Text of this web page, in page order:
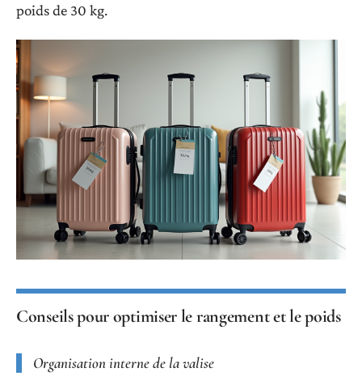
poids de 30 kg.
Conseils pour optimiser le rangement et le poids
Organisation interne de la valise